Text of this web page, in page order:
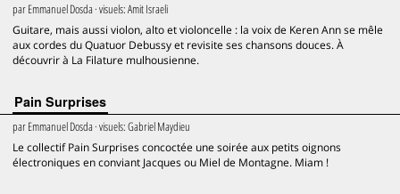
parEmmanuel Dosda · visuels:Amit Israeli
Guitare, mais aussi violon, alto et violoncelle : la voix de Keren Ann se mêle
aux cordes du Quatuor Debussy et revisite ses chansons douces. À
découvrir à La Filature mulhousienne.
Pain Surprises
parEmmanuel Dosda · visuels:Gabriel Maydieu
Le collectif Pain Surprises concoctée une soirée aux petits oignons
électroniques en conviant Jacques ou Miel de Montagne. Miam !